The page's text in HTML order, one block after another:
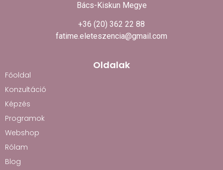
Bács-Kiskun Megye
+36 (20) 362 22 88
fatime.eleteszencia@gmail.com
Oldalak
Főoldal
Konzultáció
Képzés
Programok
Webshop
Rólam
Blog